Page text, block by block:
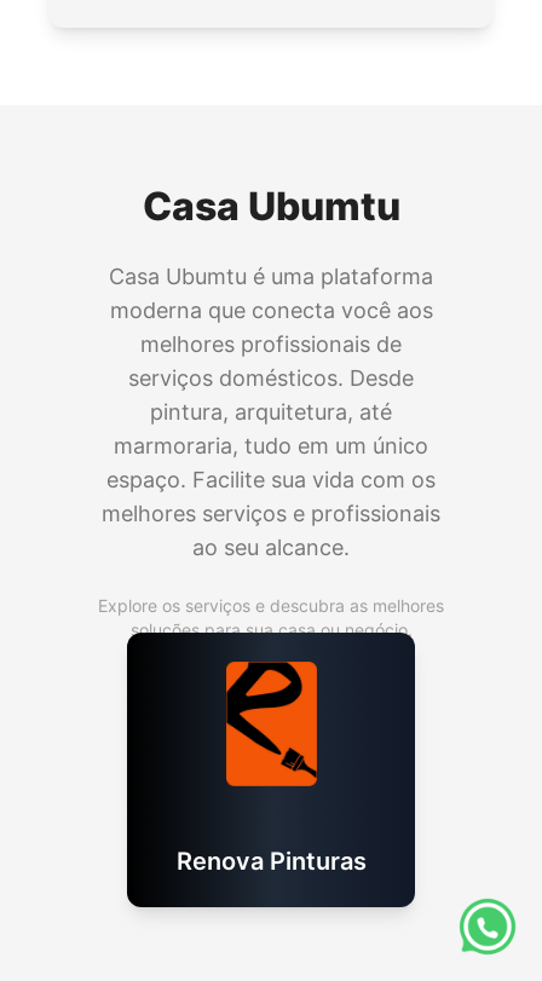
Casa Ubumtu
Casa Ubumtu é uma plataforma
moderna que conecta você aos
melhores profissionais de
serviços domésticos. Desde
pintura, arquitetura, até
marmoraria, tudo em um único
espaço. Facilite sua vida com os
melhores serviços e profissionais
ao seu alcance.
Explore os serviços e descubra as melhores
soluções para sua casa ou negócio.
Renova Pinturas